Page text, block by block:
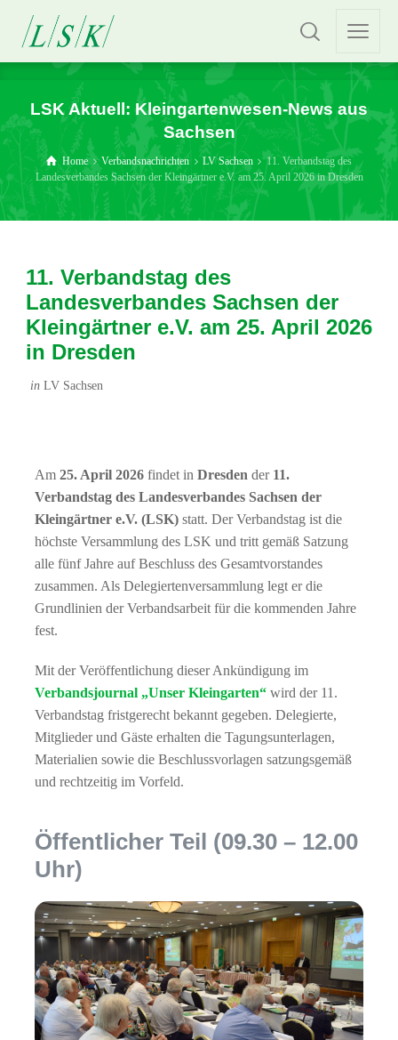
LSK Aktuell: Kleingartenwesen-News aus
Sachsen
Home Verbandsnachrichten LV Sachsen
11. Verbandstag des
Landesverbandes Sachsen der Kleingärtner e.V. am 25. April 2026 in Dresden
11. Verbandstag des
Landesverbandes Sachsen der
Kleingärtner e.V. am 25. April 2026
in Dresden
in LV Sachsen
Am 25. April 2026findet in Dresden der 11.
Verbandstag des Landesverbandes Sachsen der
Kleingärtner e.V. (LSK)statt. Der Verbandstag ist die
höchste Versammlung des LSK und tritt gemäß Satzung
alle fünf Jahre auf Beschluss des Gesamtvorstandes
zusammen. Als Delegiertenversammlung legt er die
Grundlinien der Verbandsarbeit für die kommenden Jahre
fest.
Mit der Veröffentlichung dieser Ankündigung im
Verbandsjournal „Unser Kleingarten“wird der 11.
Verbandstag fristgerecht bekannt gegeben. Delegierte,
Mitglieder und Gäste erhalten die Tagungsunterlagen,
Materialien sowie die Beschlussvorlagen satzungsgemäß
und rechtzeitig im Vorfeld.
Öffentlicher Teil (09.30 – 12.00
Uhr)